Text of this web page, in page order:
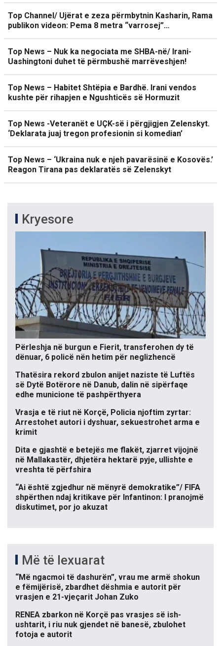
Top Channel/ Ujërat e zeza përmbytnin Kasharin, Rama
publikon videon: Pema 8 metra “varrosej”…
Top News – Nuk ka negociata me SHBA-në/ Irani-
Uashingtoni duhet të përmbushë marrëveshjen!
Top News – Habitet Shtëpia e Bardhë. Irani vendos
kushte për rihapjen e Ngushticës së Hormuzit
Top News -Veteranët e UÇK-së i përgjigjen Zelenskyt.
‘Deklarata juaj tregon profesionin si komedian’
Top News – ‘Ukraina nuk e njeh pavarësinë e Kosovës.’
Reagon Tirana pas deklaratës së Zelenskyt
Kryesore
Përleshja në burgun e Fierit, transferohen dy të
dënuar, 6 policë nën hetim për neglizhencë
Thatësira rekord zbulon anijet naziste të Luftës
së Dytë Botërore në Danub, dalin në sipërfaqe
edhe municione të pashpërthyera
Vrasja e të riut në Korçë, Policia njoftim zyrtar:
Arrestohet autori i dyshuar, sekuestrohet arma e
krimit
Dita e gjashtë e betejës me flakët, zjarret vijojnë
në Mallakastër, dhjetëra hektarë pyje, ullishte e
vreshta të përfshira
“Ai është zgjedhur në mënyrë demokratike”/ FIFA
shpërthen ndaj kritikave për Infantinon: I pranojmë
diskutimet, por jo akuzat
Më të lexuarat
“Më ngacmoi të dashurën”, vrau me armë shokun
e fëmijërisë, zbardhet dëshmia e autorit për
vrasjen e 21-vjeçarit Johan Zuko
RENEA zbarkon në Korçë pas vrasjes së ish-
ushtarit, i riu nuk gjendet në banesë, zbulohet
fotoja e autorit